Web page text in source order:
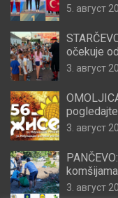
5. август
očekuje
3. август
3. август
3. август